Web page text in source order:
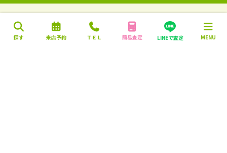
探す 来店予約 ＴＥＬ 簡易査定 LINEで査定 MENU